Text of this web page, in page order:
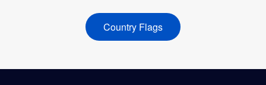
Country Flags